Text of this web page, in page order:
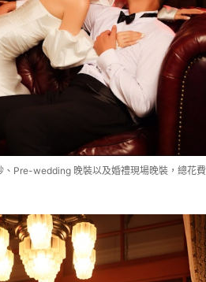
、Pre-wedding 晚裝以及婚禮現場晚裝，總花費